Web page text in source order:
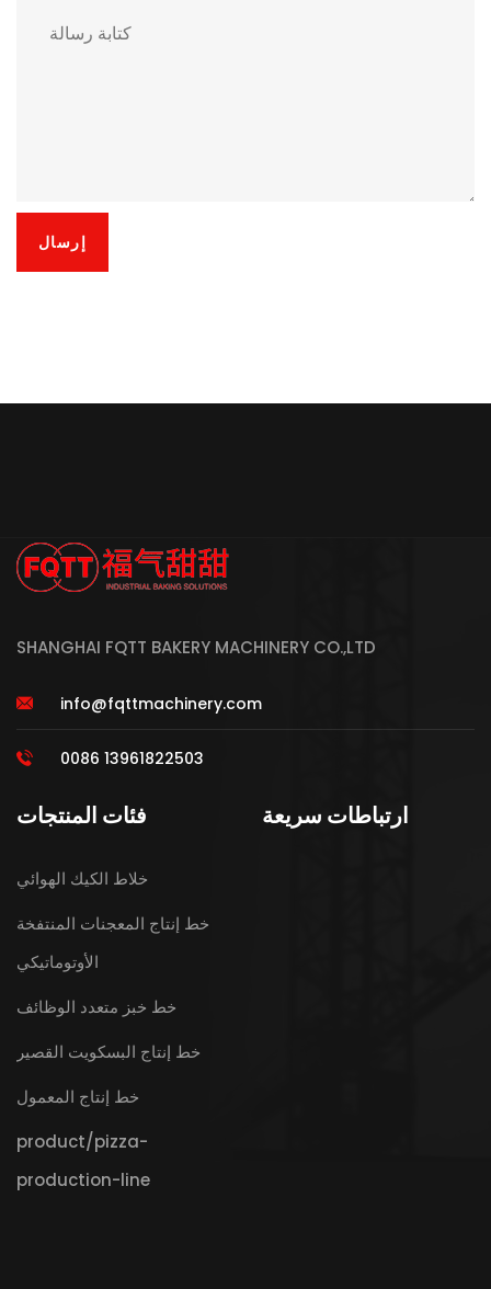
إرسال
SHANGHAI FQTT BAKERY MACHINERY CO.,LTD
info@fqttmachinery.com
0086 13961822503
فئات المنتجات
خلاط الكيك الهوائي
خط إنتاج المعجنات المنتفخة
الأوتوماتيكي
خط خبز متعدد الوظائف
خط إنتاج البسكويت القصير
خط إنتاج المعمول
product/pizza-
production-line
ارتباطات سريعة